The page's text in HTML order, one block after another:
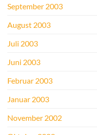
September 2003
August 2003
Juli 2003
Juni 2003
Februar 2003
Januar 2003
November 2002